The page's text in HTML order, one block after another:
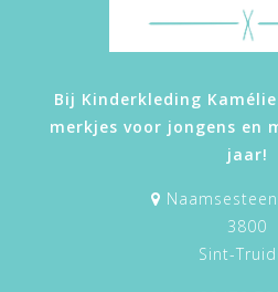
Bij Kinderkleding
merkjes voor jongens en
jaar!
3800
Sint-